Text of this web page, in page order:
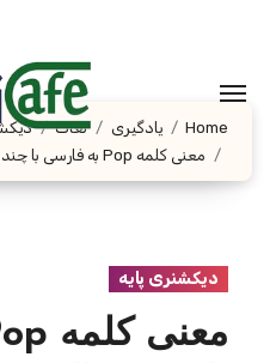
content
Home یادگیری لغات
معنی کلمه Pop به فارسی با چند مثال
دیکشنری پایه